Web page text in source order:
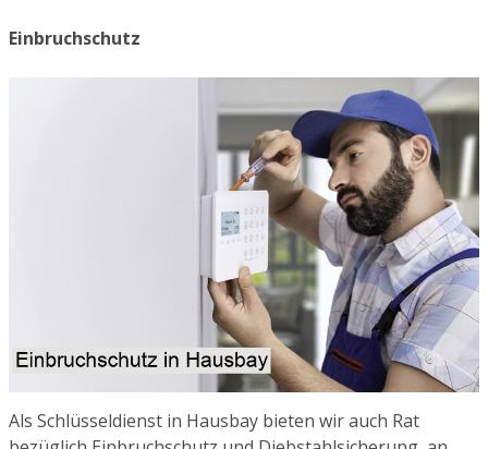
Einbruchschutz
Als Schlüsseldienst in Hausbay bieten wir auch Rat